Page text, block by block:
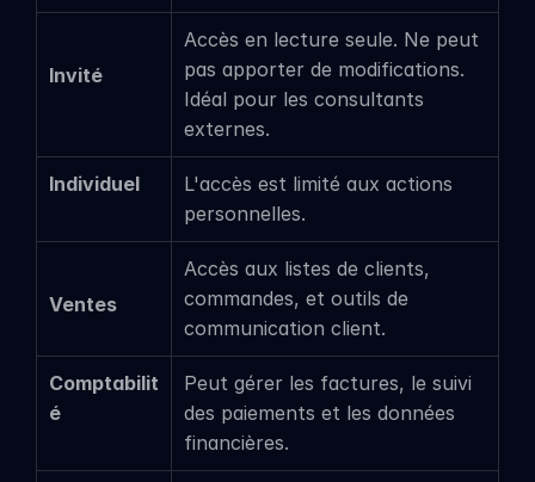
Invité
Accès en lecture seule. Ne peut
pas apporter de modifications.
Idéal pour les consultants
externes.
Individuel
L'accès est limité aux actions
personnelles.
Ventes
Accès aux listes de clients,
commandes, et outils de
communication client.
Comptabilit
é
Peut gérer les factures, le suivi
des paiements et les données
financières.